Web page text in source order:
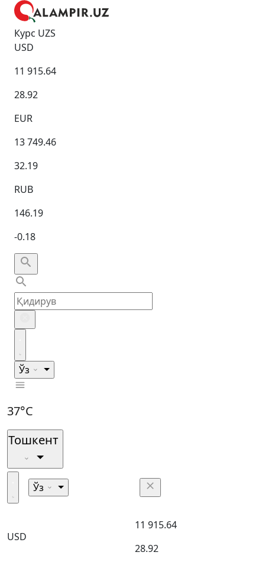
Курс UZS
USD
11 915.64
28.92
EUR
13 749.46
32.19
RUB
146.19
-0.18
Ўз
37°C
Тошкент
Ўз
USD
11 915.64
28.92